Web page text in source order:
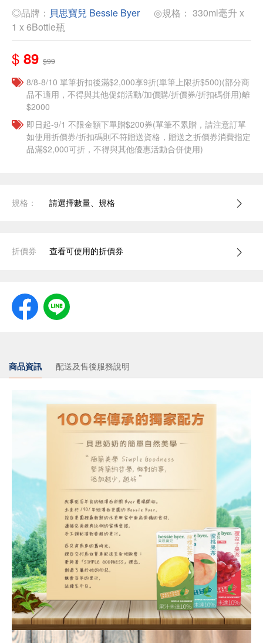
◎品牌： 貝思寶兒 Bessie Byer
◎規格： 330ml毫升 x
1 x 6Bottle瓶
$ 89 $99
8/8-8/10 單筆折扣後滿$2,000享9折(單筆上限折$500)(部分商
品不適用，不得與其他促銷活動/加價購/折價券/折扣碼併用)離
$2000
即日起-9/1 不限金額下單贈$200券(單筆不累贈，請注意訂單
如使用折價券/折扣碼則不符贈送資格，贈送之折價券消費指定
品滿$2,000可折，不得與其他優惠活動合併使用)
規格： 請選擇數量、規格
折價券 查看可使用的折價券
商品資訊 配送及售後服務說明